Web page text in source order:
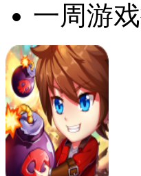
一周游